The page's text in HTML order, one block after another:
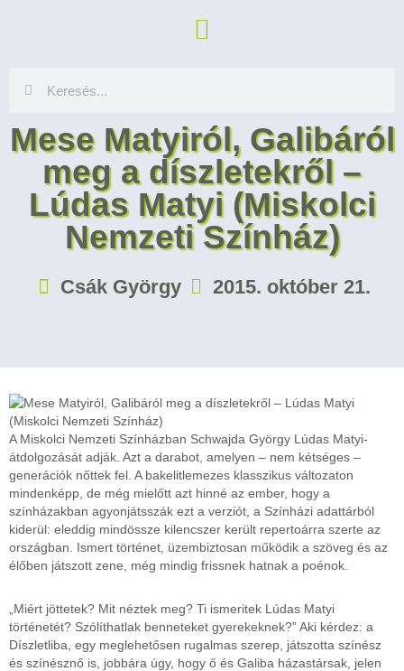
Mese Matyiról, Galibáról
meg a díszletekről –
Lúdas Matyi (Miskolci
Nemzeti Színház)
Csák György 2015. október 21.
A Miskolci Nemzeti Színházban Schwajda György Lúdas Matyi-
átdolgozását adják. Azt a darabot, amelyen – nem kétséges –
generációk nőttek fel. A bakelitlemezes klasszikus változaton
mindenképp, de még mielőtt azt hinné az ember, hogy a
színházakban agyonjátsszák ezt a verziót, a Színházi adattárból
kiderül: eleddig mindössze kilencszer került repertoárra szerte az
országban. Ismert történet, üzembiztosan működik a szöveg és az
élőben játszott zene, még mindig frissnek hatnak a poénok.
„Miért jöttetek? Mit néztek meg? Ti ismeritek Lúdas Matyi
történetét? Szólíthatlak benneteket gyerekeknek?” Aki kérdez: a
Díszletliba, egy meglehetősen rugalmas szerep, játszotta színész
és színésznő is, jobbára úgy, hogy ő és Galiba házastársak, jelen